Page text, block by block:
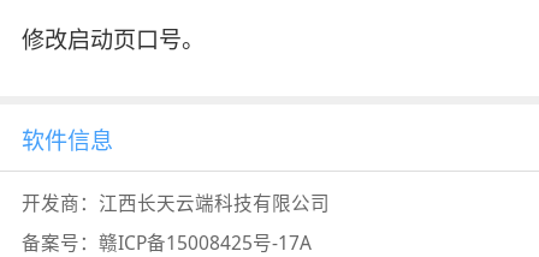
修改启动页口号。
软件信息
开发商： 江西长天云端科技有限公司
备案号： 赣ICP备15008425号-17A